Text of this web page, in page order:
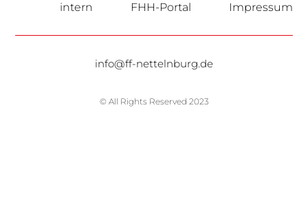
intern FHH-Portal Impressum
info@ff-nettelnburg.de
© All Rights Reserved 2023